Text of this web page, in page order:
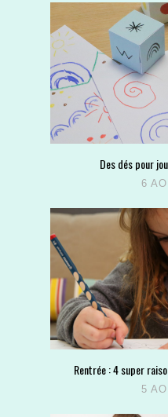
Des dés pour
6
Rentrée : 4 super
5